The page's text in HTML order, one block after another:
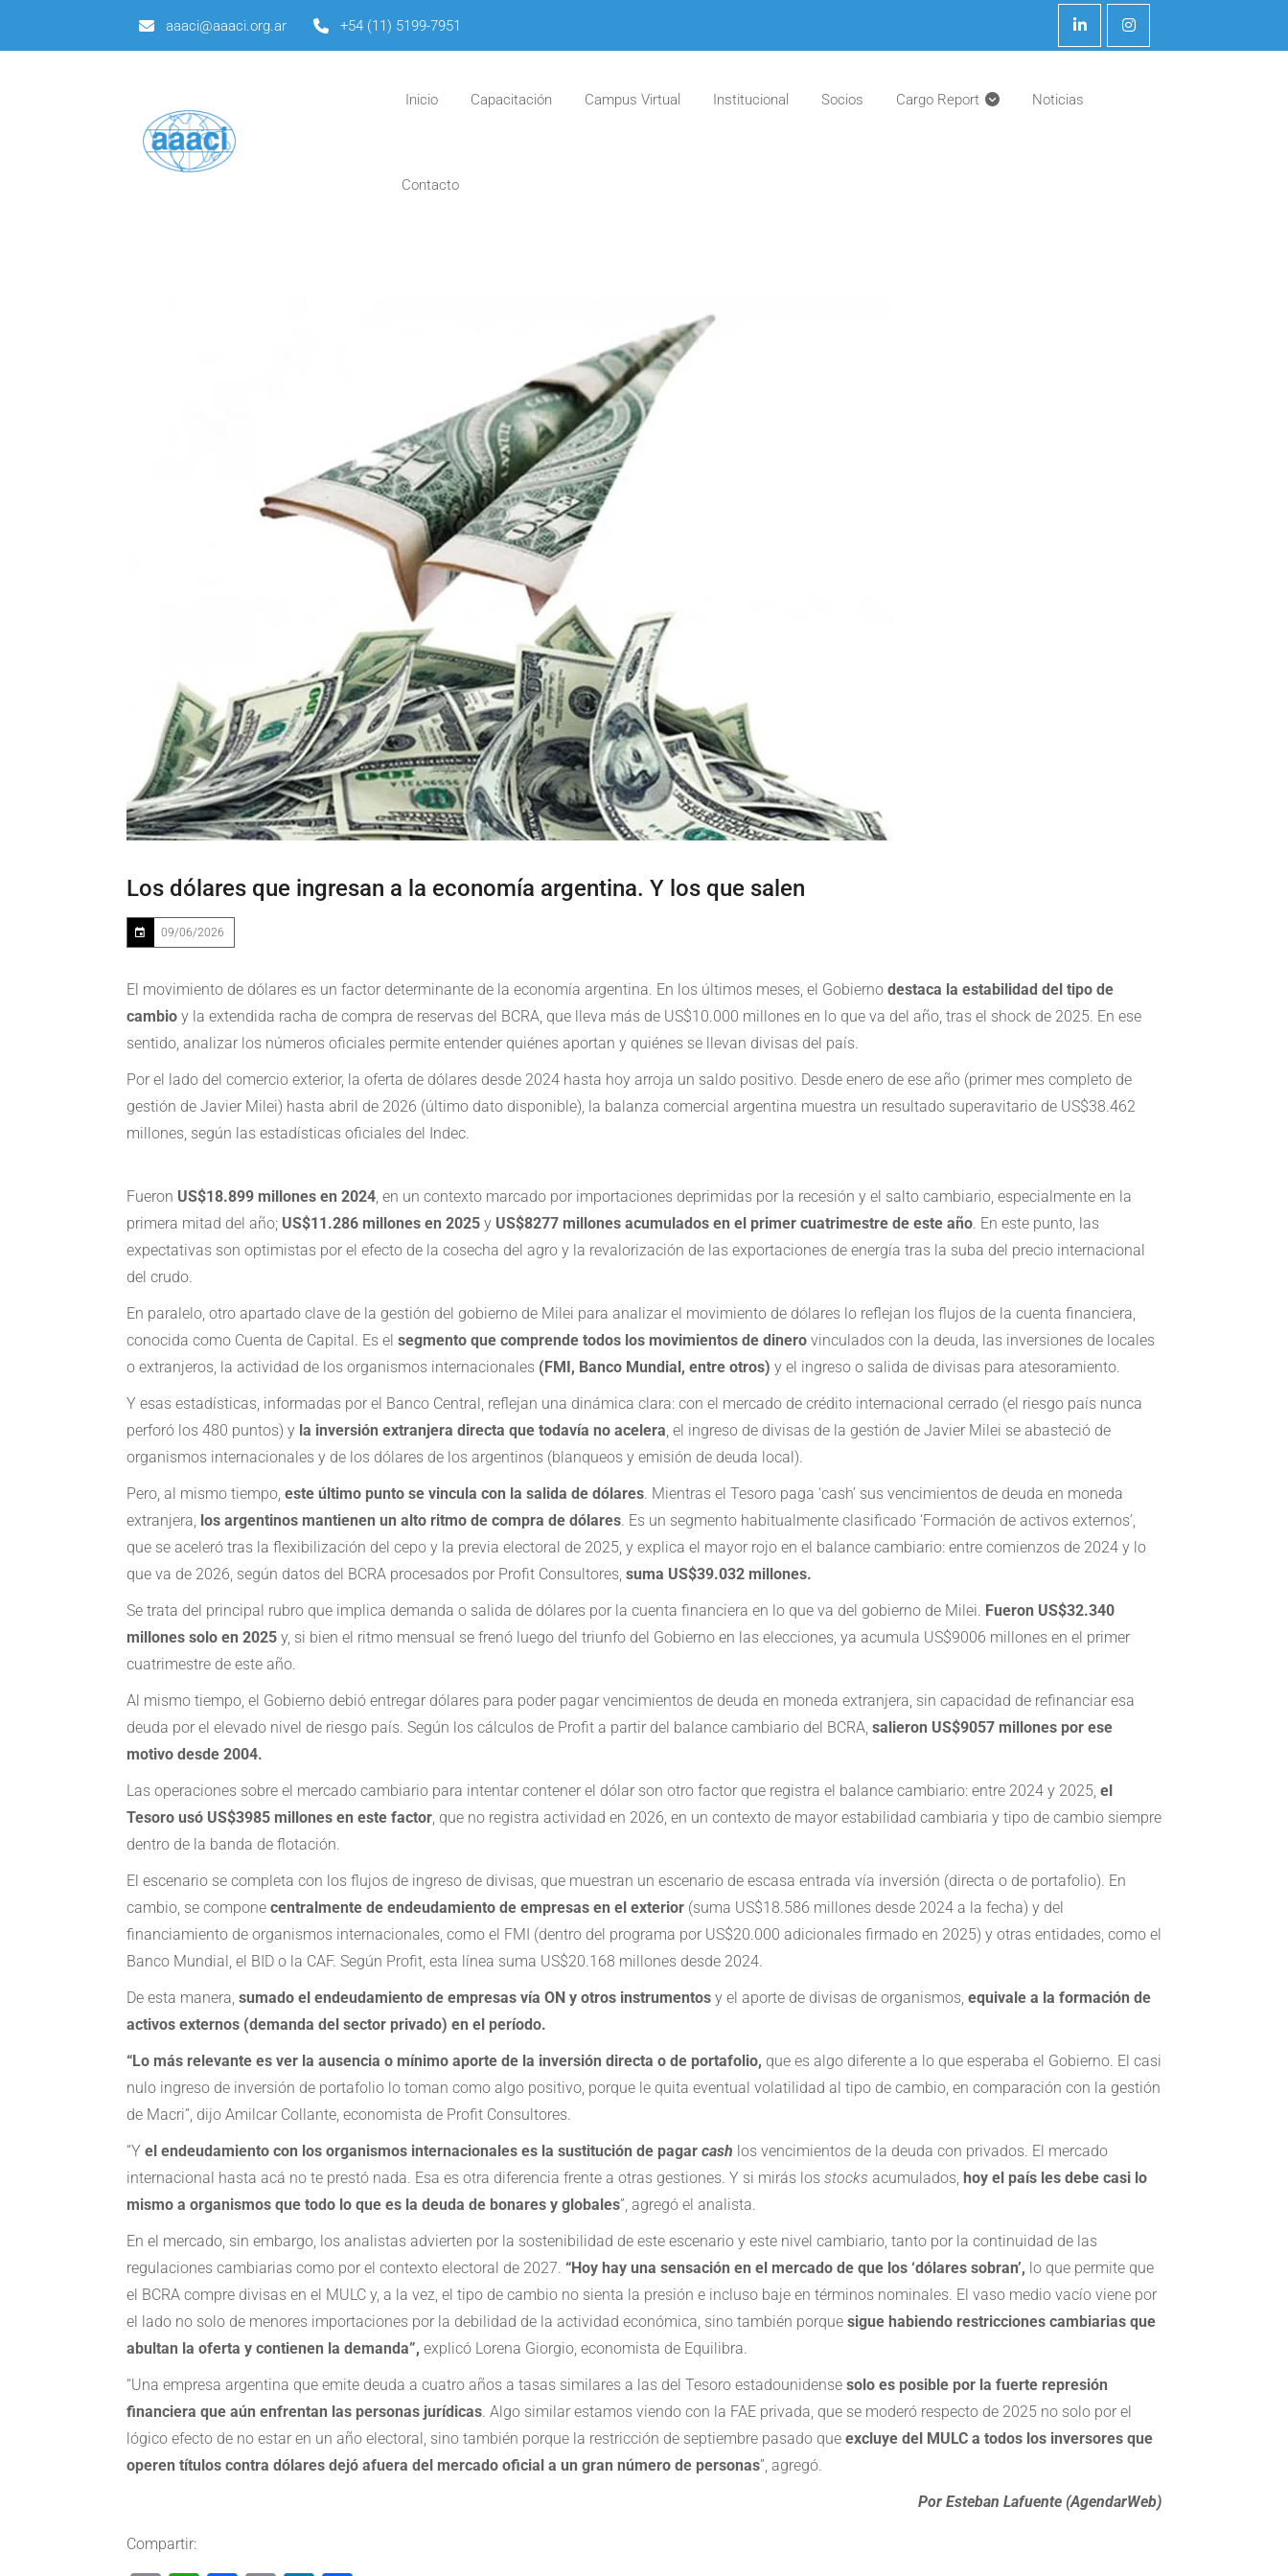
aaaci@aaaci.org.ar +54 (11) 5199-7951
Inicio Capacitación Campus Virtual Institucional Socios Cargo Report Noticias
Contacto
Los dólares que ingresan a la economía argentina. Y los que salen
09/06/2026
El movimiento de dólares es un factor determinante de la economía argentina. En los últimos meses, el Gobierno destaca la estabilidad del tipo de
cambio y la extendida racha de compra de reservas del BCRA, que lleva más de US$10.000 millones en lo que va del año, tras el shock de 2025. En ese
sentido, analizar los números oficiales permite entender quiénes aportan y quiénes se llevan divisas del país.
Por el lado del comercio exterior, la oferta de dólares desde 2024 hasta hoy arroja un saldo positivo. Desde enero de ese año (primer mes completo de
gestión de Javier Milei) hasta abril de 2026 (último dato disponible), la balanza comercial argentina muestra un resultado superavitario de US$38.462
millones, según las estadísticas oficiales del Indec.
Fueron US$18.899 millones en 2024, en un contexto marcado por importaciones deprimidas por la recesión y el salto cambiario, especialmente en la
primera mitad del año; US$11.286 millones en 2025 y US$8277 millones acumulados en el primer cuatrimestre de este año. En este punto, las
expectativas son optimistas por el efecto de la cosecha del agro y la revalorización de las exportaciones de energía tras la suba del precio internacional
del crudo.
En paralelo, otro apartado clave de la gestión del gobierno de Milei para analizar el movimiento de dólares lo reflejan los flujos de la cuenta financiera,
conocida como Cuenta de Capital. Es el segmento que comprende todos los movimientos de dinero vinculados con la deuda, las inversiones de locales
o extranjeros, la actividad de los organismos internacionales (FMI, Banco Mundial, entre otros) y el ingreso o salida de divisas para atesoramiento.
Y esas estadísticas, informadas por el Banco Central, reflejan una dinámica clara: con el mercado de crédito internacional cerrado (el riesgo país nunca
perforó los 480 puntos) y la inversión extranjera directa que todavía no acelera, el ingreso de divisas de la gestión de Javier Milei se abasteció de
organismos internacionales y de los dólares de los argentinos (blanqueos y emisión de deuda local).
Pero, al mismo tiempo, este último punto se vincula con la salida de dólares. Mientras el Tesoro paga ‘cash’ sus vencimientos de deuda en moneda
extranjera, los argentinos mantienen un alto ritmo de compra de dólares. Es un segmento habitualmente clasificado ‘Formación de activos externos’,
que se aceleró tras la flexibilización del cepo y la previa electoral de 2025, y explica el mayor rojo en el balance cambiario: entre comienzos de 2024 y lo
que va de 2026, según datos del BCRA procesados por Profit Consultores, suma US$39.032 millones.
Se trata del principal rubro que implica demanda o salida de dólares por la cuenta financiera en lo que va del gobierno de Milei. Fueron US$32.340
millones solo en 2025 y, si bien el ritmo mensual se frenó luego del triunfo del Gobierno en las elecciones, ya acumula US$9006 millones en el primer
cuatrimestre de este año.
Al mismo tiempo, el Gobierno debió entregar dólares para poder pagar vencimientos de deuda en moneda extranjera, sin capacidad de refinanciar esa
deuda por el elevado nivel de riesgo país. Según los cálculos de Profit a partir del balance cambiario del BCRA, salieron US$9057 millones por ese
motivo desde 2004.
Las operaciones sobre el mercado cambiario para intentar contener el dólar son otro factor que registra el balance cambiario: entre 2024 y 2025, el
Tesoro usó US$3985 millones en este factor, que no registra actividad en 2026, en un contexto de mayor estabilidad cambiaria y tipo de cambio siempre
dentro de la banda de flotación.
El escenario se completa con los flujos de ingreso de divisas, que muestran un escenario de escasa entrada vía inversión (directa o de portafolio). En
cambio, se compone centralmente de endeudamiento de empresas en el exterior (suma US$18.586 millones desde 2024 a la fecha) y del
financiamiento de organismos internacionales, como el FMI (dentro del programa por US$20.000 adicionales firmado en 2025) y otras entidades, como el
Banco Mundial, el BID o la CAF. Según Profit, esta línea suma US$20.168 millones desde 2024.
De esta manera, sumado el endeudamiento de empresas vía ON y otros instrumentos y el aporte de divisas de organismos, equivale a la formación de
activos externos (demanda del sector privado) en el período.
“Lo más relevante es ver la ausencia o mínimo aporte de la inversión directa o de portafolio, que es algo diferente a lo que esperaba el Gobierno. El casi
nulo ingreso de inversión de portafolio lo toman como algo positivo, porque le quita eventual volatilidad al tipo de cambio, en comparación con la gestión
de Macri”, dijo Amilcar Collante, economista de Profit Consultores.
“Y el endeudamiento con los organismos internacionales es la sustitución de pagar cash los vencimientos de la deuda con privados. El mercado
internacional hasta acá no te prestó nada. Esa es otra diferencia frente a otras gestiones. Y si mirás los stocks acumulados, hoy el país les debe casi lo
mismo a organismos que todo lo que es la deuda de bonares y globales”, agregó el analista.
En el mercado, sin embargo, los analistas advierten por la sostenibilidad de este escenario y este nivel cambiario, tanto por la continuidad de las
regulaciones cambiarias como por el contexto electoral de 2027. “Hoy hay una sensación en el mercado de que los ‘dólares sobran’, lo que permite que
el BCRA compre divisas en el MULC y, a la vez, el tipo de cambio no sienta la presión e incluso baje en términos nominales. El vaso medio vacío viene por
el lado no solo de menores importaciones por la debilidad de la actividad económica, sino también porque sigue habiendo restricciones cambiarias que
abultan la oferta y contienen la demanda”, explicó Lorena Giorgio, economista de Equilibra.
“Una empresa argentina que emite deuda a cuatro años a tasas similares a las del Tesoro estadounidense solo es posible por la fuerte represión
financiera que aún enfrentan las personas jurídicas. Algo similar estamos viendo con la FAE privada, que se moderó respecto de 2025 no solo por el
lógico efecto de no estar en un año electoral, sino también porque la restricción de septiembre pasado que excluye del MULC a todos los inversores que
operen títulos contra dólares dejó afuera del mercado oficial a un gran número de personas”, agregó.
Por Esteban Lafuente (AgendarWeb)
Compartir: